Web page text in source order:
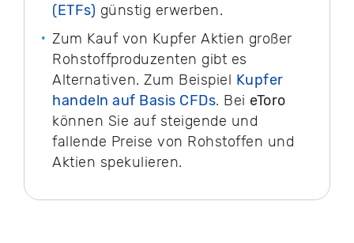
(ETFs) günstig erwerben.
Zum Kauf von Kupfer Aktien großer
Rohstoffproduzenten gibt es
Alternativen. Zum Beispiel Kupfer
handeln auf Basis CFDs. Bei eToro
können Sie auf steigende und
fallende Preise von Rohstoffen und
Aktien spekulieren.